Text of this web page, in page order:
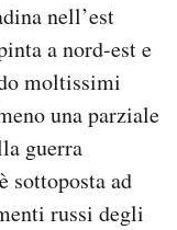
nell’est
a nord-est e
moltissimi
una parziale
guerra
sottoposta ad
russi degli